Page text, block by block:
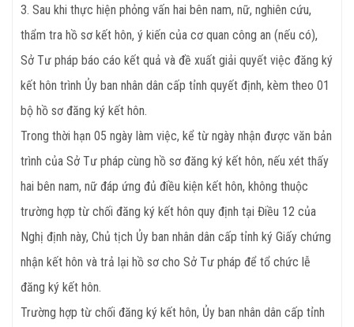
3. Sau khi thực hiện phỏng vấn hai bên nam, nữ, nghiên cứu,
thẩm tra hồ sơ kết hôn, ý kiến của cơ quan công an (nếu có),
Sở Tư pháp báo cáo kết quả và đề xuất giải quyết việc đăng ký
kết hôn trình Ủy ban nhân dân cấp tỉnh quyết định, kèm theo 01
bộ hồ sơ đăng ký kết hôn.
Trong thời hạn 05 ngày làm việc, kể từ ngày nhận được văn bản
trình của Sở Tư pháp cùng hồ sơ đăng ký kết hôn, nếu xét thấy
hai bên nam, nữ đáp ứng đủ điều kiện kết hôn, không thuộc
trường hợp từ chối đăng ký kết hôn quy định tại Điều 12 của
Nghị định này, Chủ tịch Ủy ban nhân dân cấp tỉnh ký Giấy chứng
nhận kết hôn và trả lại hồ sơ cho Sở Tư pháp để tổ chức lễ
đăng ký kết hôn.
Trường hợp từ chối đăng ký kết hôn, Ủy ban nhân dân cấp tỉnh